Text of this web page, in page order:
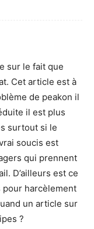
sur le fait que
Cet article est à
de peakon il
il est plus
surtout si le
soucis est
qui prennent
D’ailleurs est ce
harcèlement
un article sur
?